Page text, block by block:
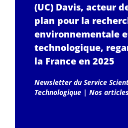
(UC) Davis, acteur
plan pour la
environnementale
technologique,
la France en 2025
Newsletter du Service
Technologique| Nos